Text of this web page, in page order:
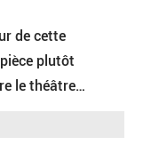
de cette
plutôt
le théâtre…